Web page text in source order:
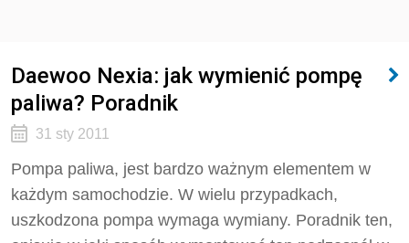
Daewoo Nexia: jak wymienić pompę
paliwa? Poradnik
31 sty 2011
Pompa paliwa, jest bardzo ważnym elementem w
każdym samochodzie. W wielu przypadkach,
uszkodzona pompa wymaga wymiany. Poradnik ten,